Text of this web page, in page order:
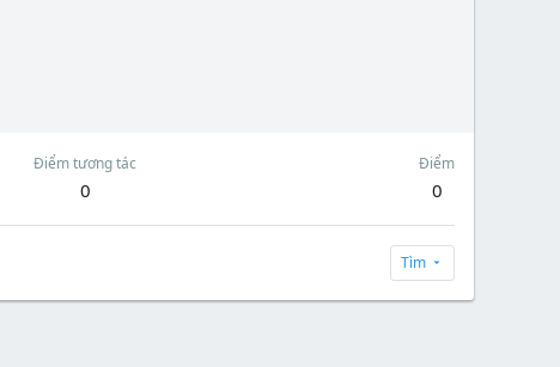
Điểm tương tác
0
Điểm
0
Tìm